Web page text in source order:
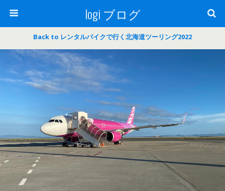
logi ブログ
Back to レンタルバイクで行く北海道ツーリング2022